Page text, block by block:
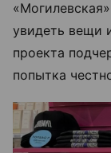
увидеть вещи
проекта
попытка